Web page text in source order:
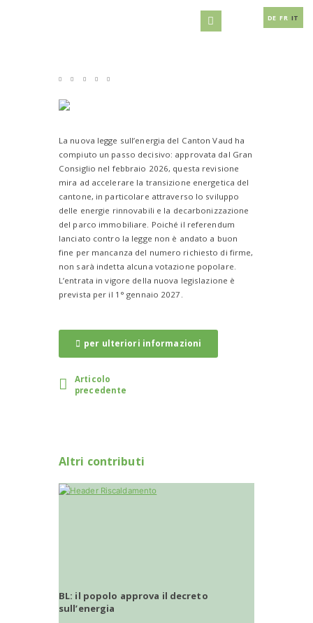
DE FR IT
La nuova legge sull’energia del Canton Vaud ha
compiuto un passo decisivo: approvata dal Gran
Consiglio nel febbraio 2026, questa revisione
mira ad accelerare la transizione energetica del
cantone, in particolare attraverso lo sviluppo
delle energie rinnovabili e la decarbonizzazione
del parco immobiliare. Poiché il referendum
lanciato contro la legge non è andato a buon
fine per mancanza del numero richiesto di firme,
non sarà indetta alcuna votazione popolare.
L’entrata in vigore della nuova legislazione è
prevista per il 1° gennaio 2027.
per ulteriori informazioni
Articolo
precedente
Altri contributi
BL: il popolo approva il decreto
sull’energia